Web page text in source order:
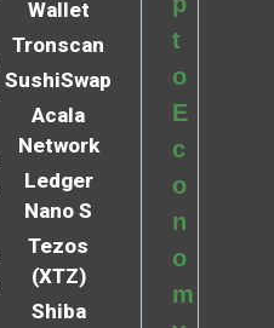
Wallet
Tronscan
SushiSwap
Acala
Network
Ledger
Nano S
Tezos
(XTZ)
Shiba
t
o
E
c
o
n
o
m